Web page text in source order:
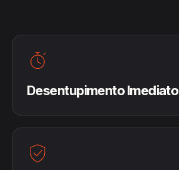
Desentupimento Imediato